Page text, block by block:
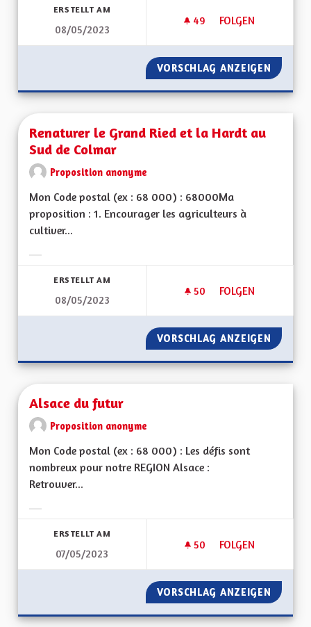
ERSTELLT AM
08/05/2023
49 49 FOLLOWER
FOLGEN
PANNEAUX
VORSCHLAG ANZEIGEN
Renaturer le Grand Ried et la Hardt au
Sud de Colmar
Proposition anonyme
Mon Code postal (ex : 68 000) : 68000Ma
proposition : 1. Encourager les agriculteurs à
cultiver...
ERSTELLT AM
08/05/2023
50 50 FOLLOWER
FOLGEN
RENATURER LE
VORSCHLAG ANZEIGEN
Alsace du futur
Proposition anonyme
Mon Code postal (ex : 68 000) : Les défis sont
nombreux pour notre REGION Alsace :
Retrouver...
ERSTELLT AM
07/05/2023
50 50 FOLLOWER
FOLGEN
ALSACE DU FUTUR
VORSCHLAG ANZEIGEN